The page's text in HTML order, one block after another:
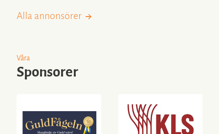
Alla annonsörer
Våra
Sponsorer